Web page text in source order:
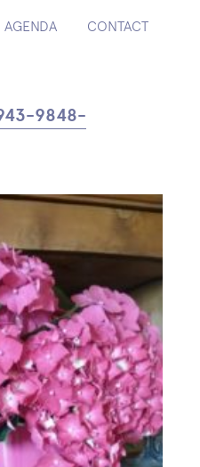
AGENDA CONTACT
9848-